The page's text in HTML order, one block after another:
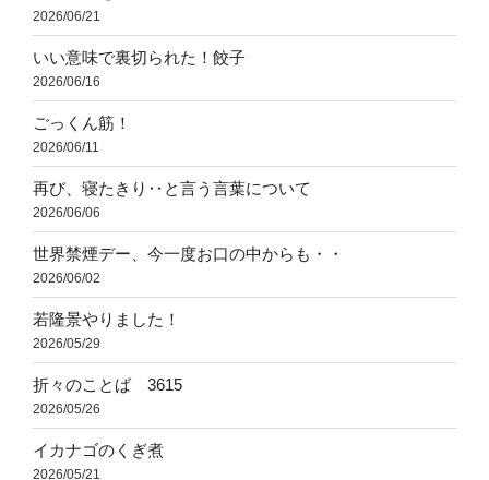
2026/06/21
いい意味で裏切られた！餃子
2026/06/16
ごっくん筋！
2026/06/11
再び、寝たきり‥と言う言葉について
2026/06/06
世界禁煙デー、今一度お口の中からも・・
2026/06/02
若隆景やりました！
2026/05/29
折々のことば 3615
2026/05/26
イカナゴのくぎ煮
2026/05/21